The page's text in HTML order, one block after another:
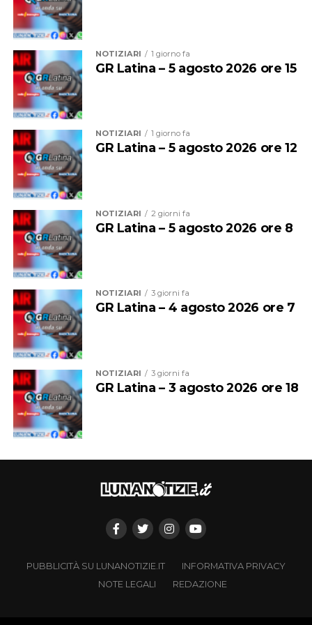
Audio
Player
00:00
NOTIZIARI 1 giorno fa
GR Latina – 5 agosto 2026 ore 15
NOTIZIARI 1 giorno fa
GR Latina – 5 agosto 2026 ore 12
NOTIZIARI 2 giorni fa
GR Latina – 5 agosto 2026 ore 8
NOTIZIARI 3 giorni fa
GR Latina – 4 agosto 2026 ore 7
NOTIZIARI 3 giorni fa
GR Latina – 3 agosto 2026 ore 18
PUBBLICITÀ SU LUNANOTIZIE.IT
INFORMATIVA PRIVACY
NOTE LEGALI
REDAZIONE